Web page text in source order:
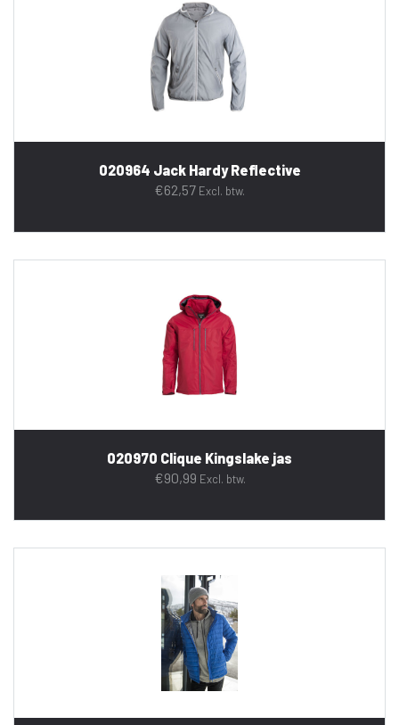
020964 Jack Hardy Reflective
€62,57 Excl. btw.
020970 Clique Kingslake jas
€90,99 Excl. btw.